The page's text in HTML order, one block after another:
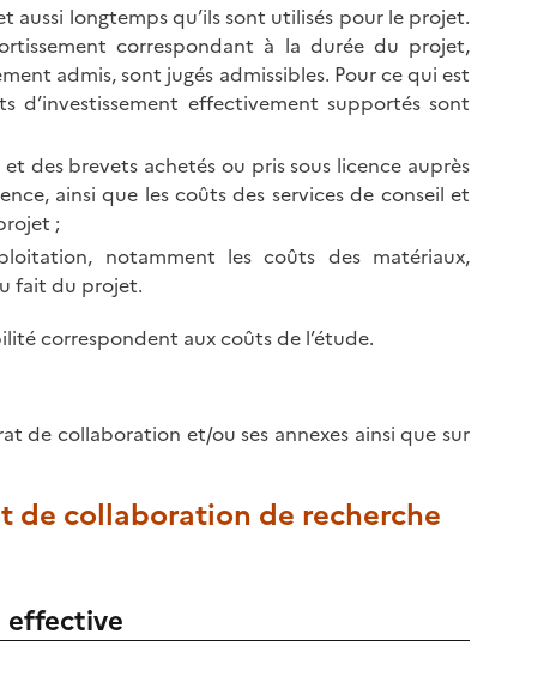
aussi longtemps qu’ils sont utilisés pour le projet.
correspondant à la durée du projet,
admis, sont jugés admissibles. Pour ce qui est
d’investissement effectivement supportés sont
des brevets achetés ou pris sous licence auprès
ainsi que les coûts des services de conseil et
;
notamment les coûts des matériaux,
fait du projet.
correspondent aux coûts de l’étude.
de collaboration et/ou ses annexes ainsi que sur
de collaboration de recherche
effective